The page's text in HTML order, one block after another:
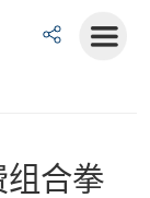
组合拳